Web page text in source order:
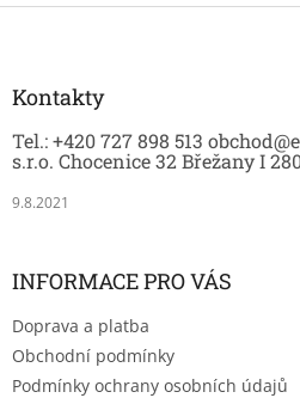
Z
Kontakty
Tel.: +420 727 898 513
s.r.o. Chocenice 32 Břežany I
9.8.2021
INFORMACE PRO VÁS
Doprava a platba
Obchodní podmínky
Podmínky ochrany osobních údajů